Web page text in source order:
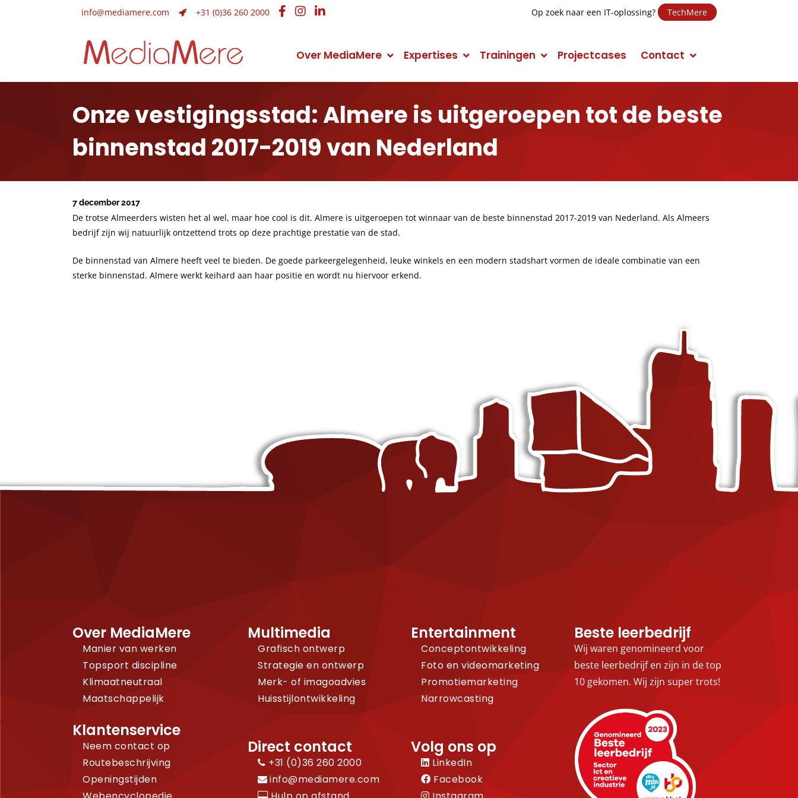
info@mediamere.com +31 (0)36 260 2000 Op zoek naar een IT-oplossing? TechMere
Over MediaMere
Over het mediabureau
Nieuws
Manier van werken
Expertises
Online Marketing Strategie
Website Statistieken
Website Ontwikkeling
Zoekmachine Optimalisatie (SEO)
Zoekmachine Adverteren (SEA)
E-mail Marketing
Display Advertising
Trainingen
Online Marketing training
WordPress training
Zakelijk bloggen training
Google AdWords training
SEO copywriting training
Projectcases Contact
Neem contact met ons op
Routebeschrijving
Openingstijden
Wat vindt u van onze website?
Onze vestigingsstad: Almere is uitgeroepen tot de beste
binnenstad 2017-2019 van Nederland
7 december 2017
De trotse Almeerders wisten het al wel, maar hoe cool is dit. Almere is uitgeroepen tot winnaar van de beste binnenstad 2017-2019 van Nederland. Als Almeers
bedrijf zijn wij natuurlijk ontzettend trots op deze prachtige prestatie van de stad.
De binnenstad van Almere heeft veel te bieden. De goede parkeergelegenheid, leuke winkels en een modern stadshart vormen de ideale combinatie van een
sterke binnenstad. Almere werkt keihard aan haar positie en wordt nu hiervoor erkend.
Over MediaMere
Manier van werken
Topsport discipline
Klimaatneutraal
Maatschappelijk
Klantenservice
Neem contact op
Routebeschrijving
Openingstijden
Multimedia
Grafisch ontwerp
Strategie en ontwerp
Merk- of imagoadvies
Huisstijlontwikkeling
Direct contact
+31 (0)36 260 2000
info@mediamere.com
Entertainment
Conceptontwikkeling
Foto en videomarketing
Promotiemarketing
Narrowcasting
Volg ons op
LinkedIn
Facebook
Beste leerbedrijf
Wij waren genomineerd voor
beste leerbedrijf en zijn in de top
10 gekomen. Wij zijn super trots!